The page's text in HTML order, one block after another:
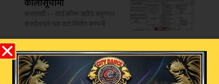
कालोसूचीमा
काठमाडौं ।– सार्वजनिक खरिद अनुगमन
कार्यालयले चार वटा निर्माण कम्पनी